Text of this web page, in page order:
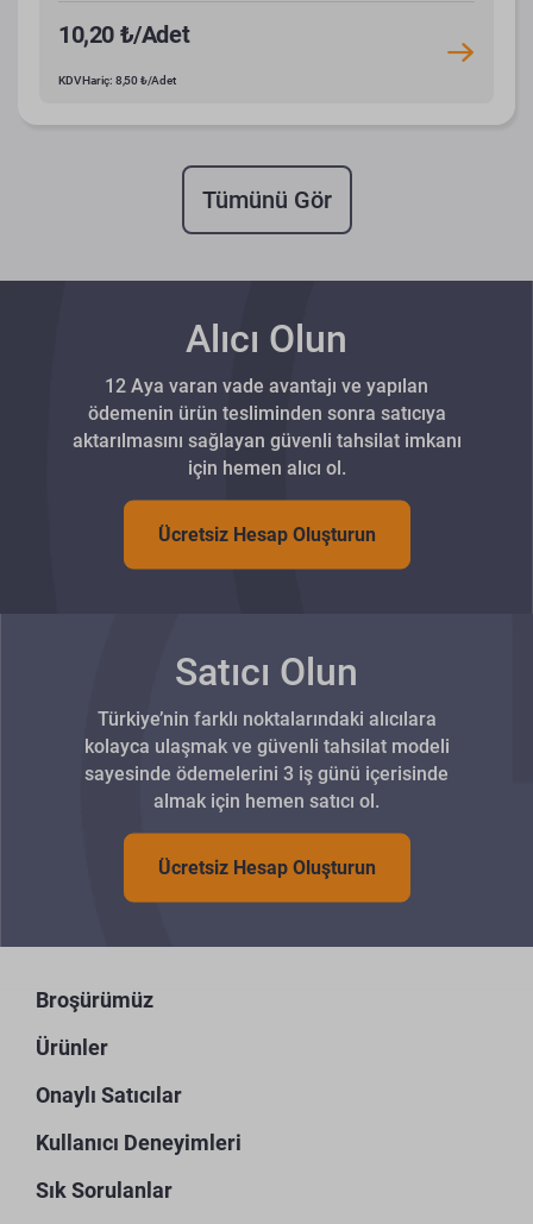
10,20 ₺/Adet
KDV Hariç: 8,50 ₺/Adet
Tümünü Gör
Alıcı Olun
12 Aya varan vade avantajı ve yapılan
ödemenin ürün tesliminden sonra satıcıya
aktarılmasını sağlayan güvenli tahsilat imkanı
için hemen alıcı ol.
Ücretsiz Hesap Oluşturun
Satıcı Olun
Türkiye’nin farklı noktalarındaki alıcılara
kolayca ulaşmak ve güvenli tahsilat modeli
sayesinde ödemelerini 3 iş günü içerisinde
almak için hemen satıcı ol.
Ücretsiz Hesap Oluşturun
Broşürümüz
Ürünler
Onaylı Satıcılar
Kullanıcı Deneyimleri
Sık Sorulanlar